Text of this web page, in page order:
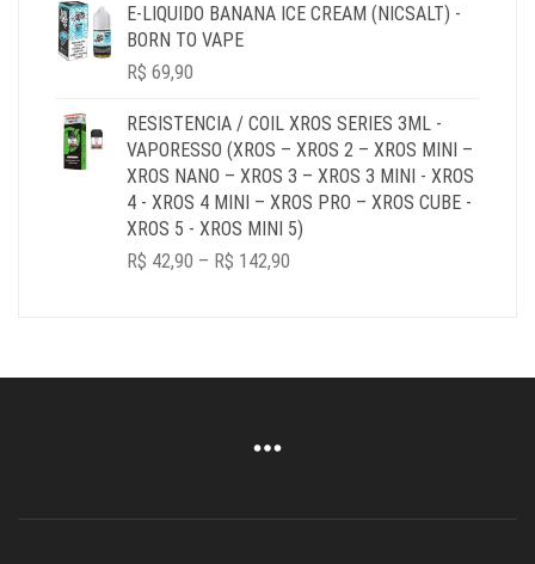
E-LIQUIDO BANANA ICE CREAM (NICSALT) -
BORN TO VAPE
R$ 69,90
RESISTENCIA / COIL XROS SERIES 3ML -
VAPORESSO (XROS – XROS 2 – XROS MINI –
XROS NANO – XROS 3 – XROS 3 MINI - XROS
4 - XROS 4 MINI – XROS PRO – XROS CUBE -
XROS 5 - XROS MINI 5)
R$ 42,90 – R$ 142,90